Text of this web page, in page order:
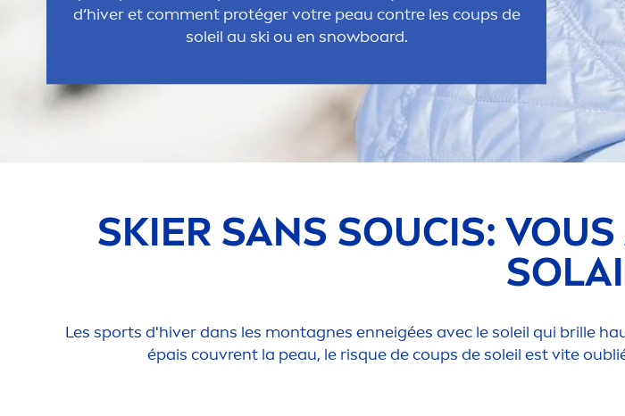
d‘hiver et comment protéger votre peau contre les coups de
soleil au ski ou en snowboard.
SKIER SANS SOUCIS:
Les sports d'hiver dans les montagnes enneigées avec le soleil qui brille
épais couvrent la peau, le risque de coups de soleil est vite